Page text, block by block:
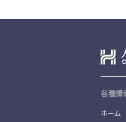
各種情
ホーム